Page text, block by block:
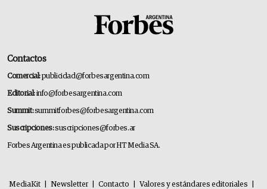
Contactos
Comercial:publicidad@forbesargentina.com
Editorial:info@forbesargentina.com
Summit:summitforbes@forbesargentina.com
Suscripciones:suscripciones@forbes.ar
Forbes Argentina es publicada por HT Media SA.
MediaKit Newsletter Contacto Valores y estándares editoriales